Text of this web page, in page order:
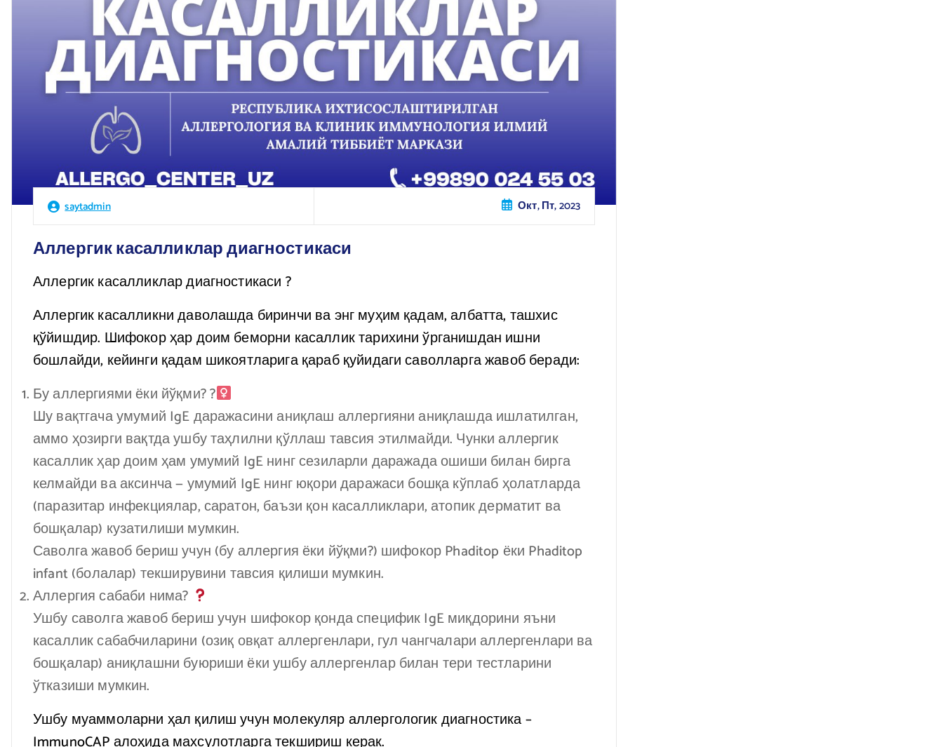
saytadmin Окт, Пт, 2023
Аллергик касалликлар диагностикаси
Аллергик касалликлар диагностикаси ?
Аллергик касалликни даволашда биринчи ва энг муҳим қадам, албатта, ташхис
қўйишдир. Шифокор ҳар доим беморни касаллик тарихини ўрганишдан ишни
бошлайди, кейинги қадам шикоятларига қараб қуйидаги саволларга жавоб беради:
Бу аллергиями ёки йўқми? ?‍
Шу вақтгача умумий IgE даражасини аниқлаш аллергияни аниқлашда ишлатилган,
аммо ҳозирги вақтда ушбу таҳлилни қўллаш тавсия этилмайди. Чунки аллергик
касаллик ҳар доим ҳам умумий IgE нинг сезиларли даражада ошиши билан бирга
келмайди ва аксинча — умумий IgE нинг юқори даражаси бошқа кўплаб ҳолатларда
(паразитар инфекциялар, саратон, баъзи қон касалликлари, атопик дерматит ва
бошқалар) кузатилиши мумкин.
Саволга жавоб бериш учун (бу аллергия ёки йўқми?) шифокор Phaditop ёки Phaditop
infant (болалар) текширувини тавсия қилиши мумкин.
Аллергия сабаби нима?
Ушбу саволга жавоб бериш учун шифокор қонда специфик IgE миқдорини яъни
касаллик сабабчиларини (озиқ овқат аллергенлари, гул чангчалари аллергенлари ва
бошқалар) аниқлашни буюриши ёки ушбу аллергенлар билан тери тестларини
ўтказиши мумкин.
Ушбу муаммоларни ҳал қилиш учун молекуляр аллергологик диагностика –
ImmunoCAP алоҳида махсулотларга текшириш керак.